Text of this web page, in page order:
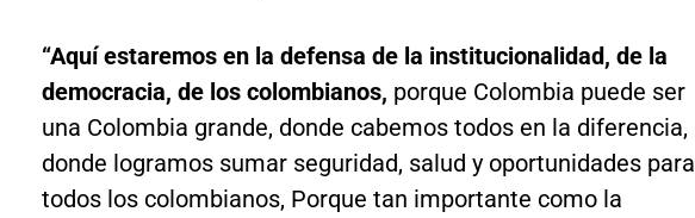
“Aquí estaremos en la defensa de la institucionalidad, de la
democracia, de los colombianos, porque Colombia puede ser
una Colombia grande, donde cabemos todos en la diferencia,
donde logramos sumar seguridad, salud y oportunidades para
todos los colombianos, Porque tan importante como la